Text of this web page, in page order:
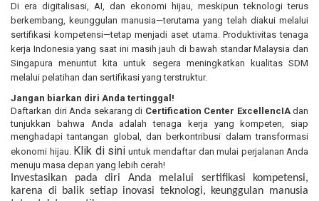
Di era digitalisasi, AI, dan ekonomi hijau, meskipun teknologi terus
berkembang, keunggulan manusia—terutama yang telah diakui melalui
sertifikasi kompetensi—tetap menjadi aset utama. Produktivitas tenaga
kerja Indonesia yang saat ini masih jauh di bawah standar Malaysia dan
Singapura menuntut kita untuk segera meningkatkan kualitas SDM
melalui pelatihan dan sertifikasi yang terstruktur.
Jangan biarkan diri Anda tertinggal!
Daftarkan diri Anda sekarang di Certification Center ExcellencIAdan
tunjukkan bahwa Anda adalah tenaga kerja yang kompeten, siap
menghadapi tantangan global, dan berkontribusi dalam transformasi
ekonomi hijau. Klik di sini untuk mendaftardan mulai perjalanan Anda
menuju masa depan yang lebih cerah!
Investasikan pada diri Anda melalui sertifikasi kompetensi,
karena di balik setiap inovasi teknologi, keunggulan manusia